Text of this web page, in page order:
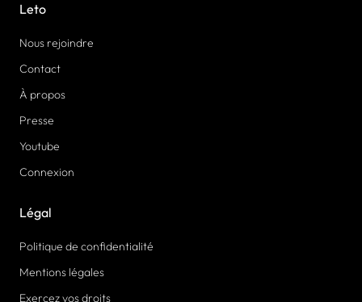
Leto
Nous rejoindre
Contact
À propos
Presse
Youtube
Connexion
Légal
Politique de confidentialité
Mentions légales
Exercez vos droits